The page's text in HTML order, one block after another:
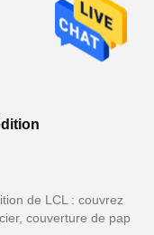
de LCL : couvrez
couverture de pap